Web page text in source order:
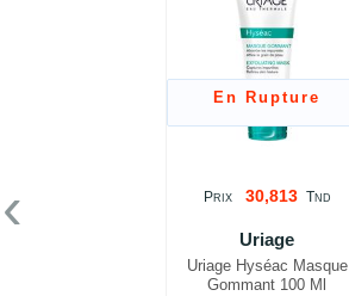
En Rupture
PRIX 30,813 TND
Uriage
Uriage Hyséac Masque
Gommant 100 Ml
‹